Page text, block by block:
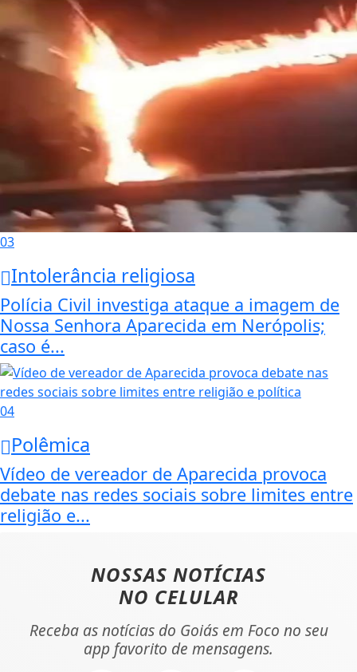
03
Intolerância religiosa
Polícia Civil investiga ataque a imagem de
Nossa Senhora Aparecida em Nerópolis;
caso é...
04
Polêmica
Vídeo de vereador de Aparecida provoca
debate nas redes sociais sobre limites entre
religião e...
NOSSAS NOTÍCIAS
NO CELULAR
Receba as notícias do Goiás em Foco no seu
app favorito de mensagens.